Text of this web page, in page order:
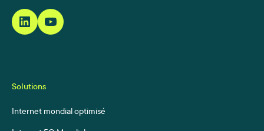
Solutions
Internet mondial optimisé